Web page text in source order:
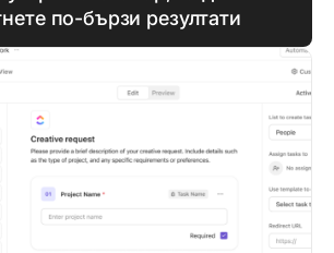
по-бързи резултати